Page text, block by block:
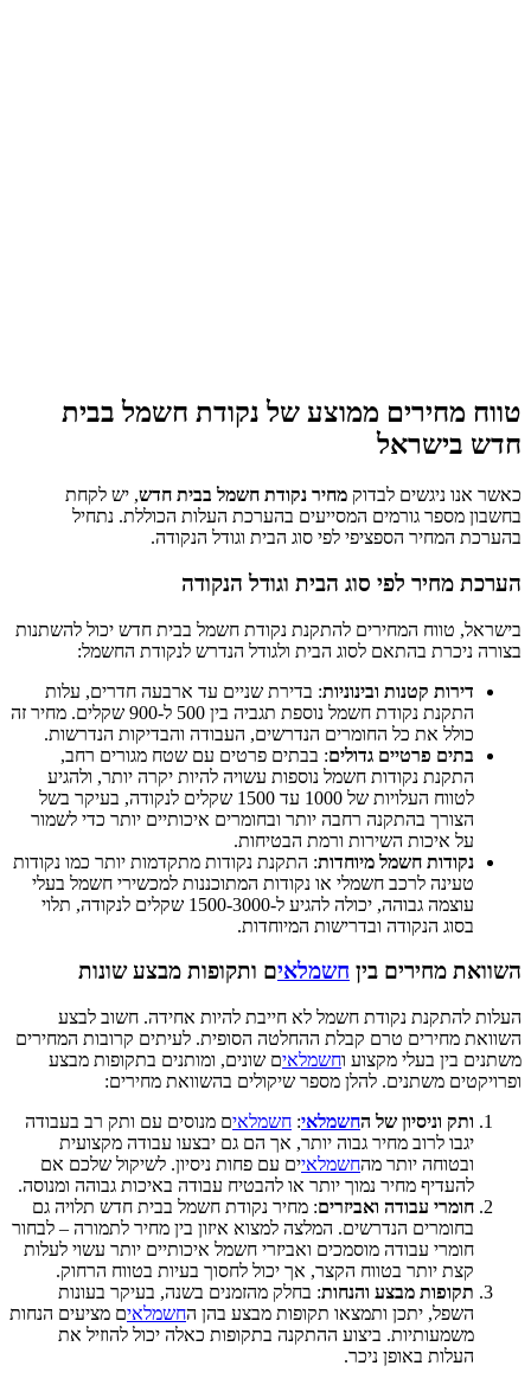
טווח מחירים ממוצע של נקודת חשמל בבית
חדש בישראל
כאשר אנו ניגשים לבדוק מחיר נקודת חשמל בבית חדש, יש לקחת
בחשבון מספר גורמים המסייעים בהערכת העלות הכוללת. נתחיל
בהערכת המחיר הספציפי לפי סוג הבית וגודל הנקודה.
הערכת מחיר לפי סוג הבית וגודל הנקודה
בישראל, טווח המחירים להתקנת נקודת חשמל בבית חדש יכול להשתנות
בצורה ניכרת בהתאם לסוג הבית ולגודל הנדרש לנקודת החשמל:
דירות קטנות ובינוניות: בדירת שניים עד ארבעה חדרים, עלות
התקנת נקודת חשמל נוספת תגביה בין 500 ל-900 שקלים. מחיר זה
כולל את כל החומרים הנדרשים, העבודה והבדיקות הנדרשות.
בתים פרטיים גדולים: בבתים פרטים עם שטח מגורים רחב,
התקנת נקודות חשמל נוספות עשויה להיות יקרה יותר, ולהגיע
לטווח העלויות של 1000 עד 1500 שקלים לנקודה, בעיקר בשל
הצורך בהתקנה רחבה יותר ובחומרים איכותיים יותר כדי לשמור
על איכות השירות ורמת הבטיחות.
נקודות חשמל מיוחדות: התקנת נקודות מתקדמות יותר כמו נקודות
טעינה לרכב חשמלי או נקודות המתוכננות למכשירי חשמל בעלי
עוצמה גבוהה, יכולה להגיע ל-1500-3000 שקלים לנקודה, תלוי
בסוג הנקודה ובדרישות המיוחדות.
השוואת מחירים בין חשמלאים ותקופות מבצע שונות
העלות להתקנת נקודת חשמל לא חייבת להיות אחידה. חשוב לבצע
השוואת מחירים טרם קבלת ההחלטה הסופית. לעיתים קרובות המחירים
משתנים בין בעלי מקצוע וחשמלאים שונים, ומותנים בתקופות מבצע
ופרויקטים משתנים. להלן מספר שיקולים בהשוואת מחירים:
ותק וניסיון של החשמלאי: חשמלאים מנוסים עם ותק רב בעבודה
יגבו לרוב מחיר גבוה יותר, אך הם גם יבצעו עבודה מקצועית
ובטוחה יותר מהחשמלאיים עם פחות ניסיון. לשיקול שלכם אם
להעדיף מחיר נמוך יותר או להבטיח עבודה באיכות גבוהה ומנוסה.
חומרי עבודה ואביזרים: מחיר נקודת חשמל בבית חדש תלויה גם
בחומרים הנדרשים. המלצה למצוא איזון בין מחיר לתמורה – לבחור
חומרי עבודה מוסמכים ואביזרי חשמל איכותיים יותר עשוי לעלות
קצת יותר בטווח הקצר, אך יכול לחסוך בעיות בטווח הרחוק.
תקופות מבצע והנחות: בחלק מהזמנים בשנה, בעיקר בעונות
השפל, יתכן ותמצאו תקופות מבצע בהן החשמלאים מציעים הנחות
משמעותיות. ביצוע ההתקנה בתקופות כאלה יכול להוזיל את
העלות באופן ניכר.